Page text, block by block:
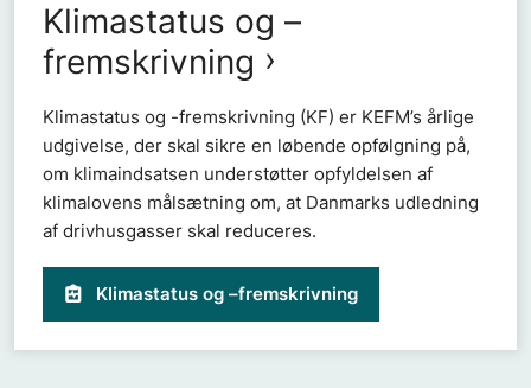
Klimastatus og –
fremskrivning
Klimastatus og -fremskrivning (KF) er KEFM’s årlige
udgivelse, der skal sikre en løbende opfølgning på,
om klimaindsatsen understøtter opfyldelsen af
klimalovens målsætning om, at Danmarks udledning
af drivhusgasser skal reduceres.
Klimastatus og –fremskrivning